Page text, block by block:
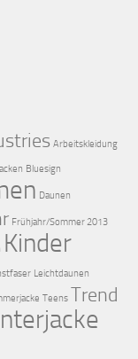
Arbeitskleidung
Bluesign
Daunen
Frühjahr/Sommer 2013
Kinder
Leichtdaunen
Teens Trend